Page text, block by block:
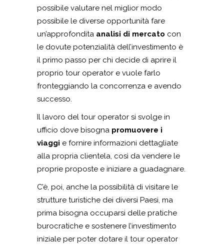
possibile valutare nel miglior modo
possibile le diverse opportunità fare
un’approfondita analisi di mercato con
le dovute potenzialità dell’investimento è
il primo passo per chi decide di aprire il
proprio tour operator e vuole farlo
fronteggiando la concorrenza e avendo
successo.
Il lavoro del tour operator si svolge in
ufficio dove bisogna promuovere i
viaggi e fornire informazioni dettagliate
alla propria clientela, così da vendere le
proprie proposte e iniziare a guadagnare.
C’è, poi, anche la possibilità di visitare le
strutture turistiche dei diversi Paesi, ma
prima bisogna occuparsi delle pratiche
burocratiche e sostenere l’investimento
iniziale per poter dotare il tour operator